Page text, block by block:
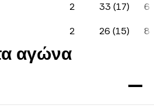
2 33 (17) 6
2 26 (15) 8
αγώνα